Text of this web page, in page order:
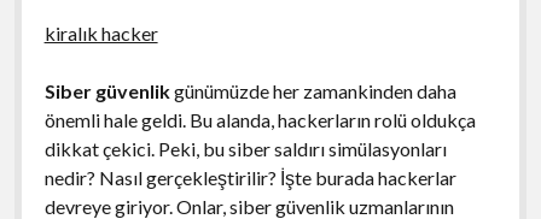
kiralık hacker
Siber güvenlikgünümüzde her zamankinden daha
önemli hale geldi. Bu alanda, hackerların rolü oldukça
dikkat çekici. Peki, bu siber saldırı simülasyonları
nedir? Nasıl gerçekleştirilir? İşte burada hackerlar
devreye giriyor. Onlar, siber güvenlik uzmanlarının